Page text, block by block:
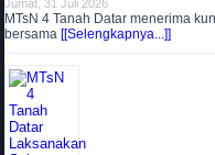
Jumat, 31 Juli 2026
MTsN 4 Tanah Datar menerima
bersama [[Selengkapnya...]]